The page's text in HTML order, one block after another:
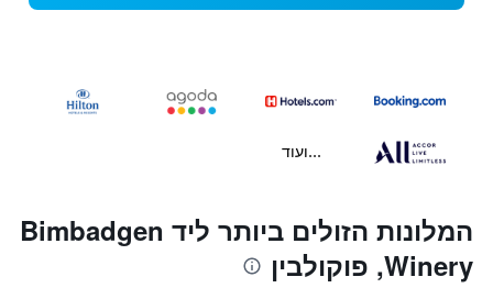
...ועוד
המלונות הזולים ביותר ליד Bimbadgen
Winery, פוקולבין